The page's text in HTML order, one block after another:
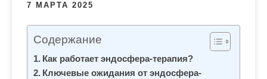
7 МАРТА 2025
Содержание
Как работает эндосфера-терапия?
Ключевые ожидания от эндосфера-